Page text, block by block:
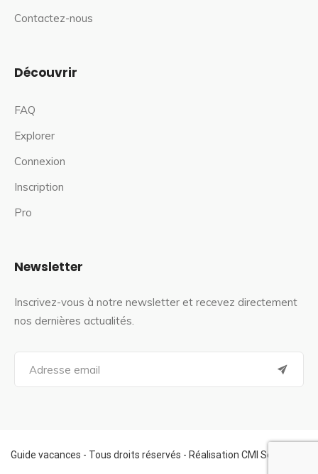
Contactez-nous
Découvrir
FAQ
Explorer
Connexion
Inscription
Pro
Newsletter
Inscrivez-vous à notre newsletter et recevez directement
nos dernières actualités.
a
f
o
Guide vacances - Tous droits réservés - Réalisation CMI Services